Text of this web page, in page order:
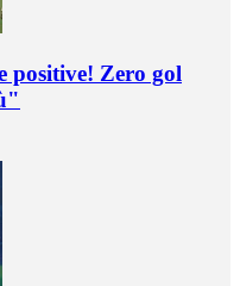
positive! Zero gol